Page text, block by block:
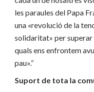
les paraules del Papa
una «revolució de la
solidaritat» per superar
quals ens enfrontem
pau».”
Suport de tota la